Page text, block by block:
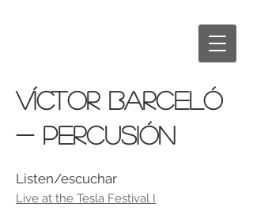
VÍCTOR BARCELÓ
- percusión
Listen/escuchar
Live at the Tesla Festival I